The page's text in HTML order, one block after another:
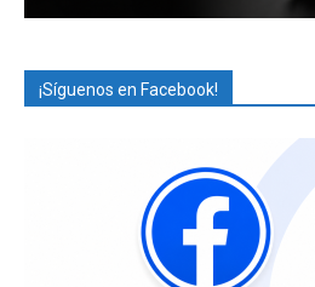
¡Síguenos en Facebook!